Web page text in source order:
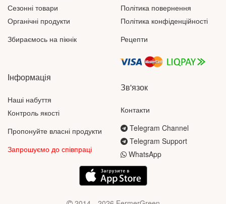
Сезонні товари
Органічні продукти
Збираємось на пікнік
Політика повернення
Політика конфіденційності
Рецепти
Інформація
Наші набуття
Контроль якості
Пропонуйте власні продукти
Запрошуємо до співпраці
Зв'язок
Контакти
Telegram Channel
Telegram Support
WhatsApp